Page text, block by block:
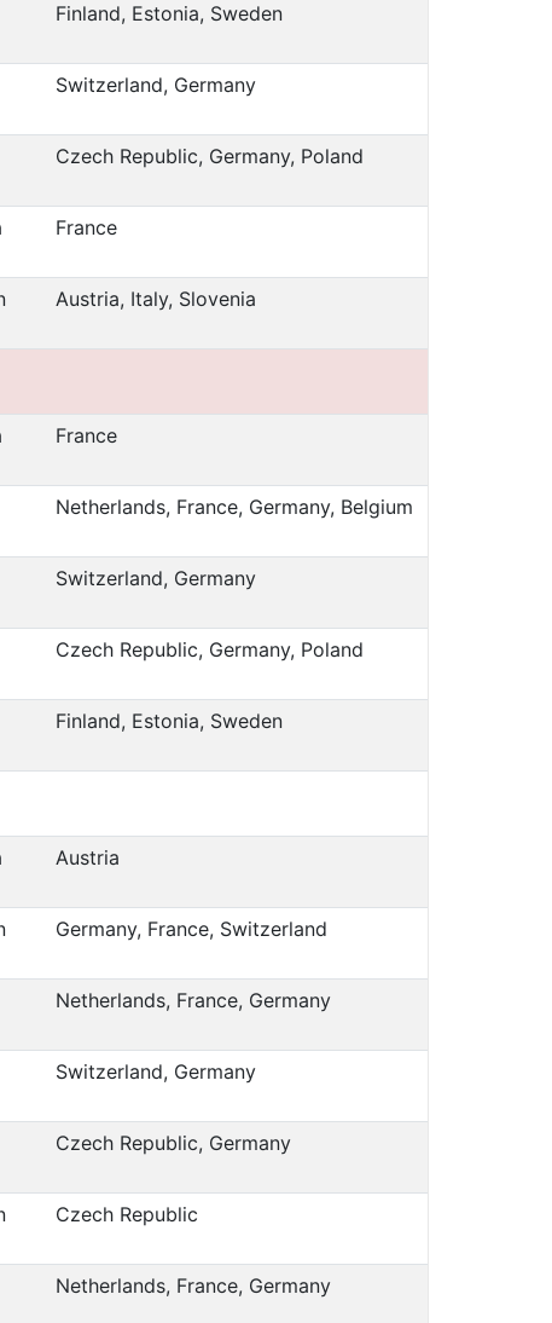
Finland, Estonia, Sweden
Switzerland, Germany
Czech Republic, Germany, Poland
France
Austria, Italy, Slovenia
France
Netherlands, France, Germany, Belgium
Switzerland, Germany
Czech Republic, Germany, Poland
Finland, Estonia, Sweden
Austria
Germany, France, Switzerland
Netherlands, France, Germany
Switzerland, Germany
Czech Republic, Germany
Czech Republic
Netherlands, France, Germany